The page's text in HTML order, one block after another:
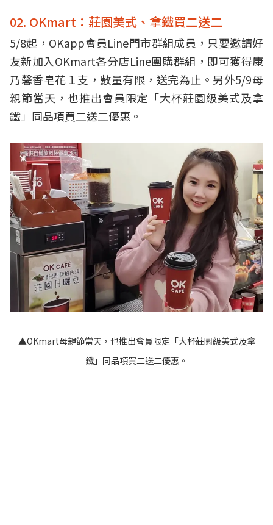
02. OKmart：莊園美式、拿鐵買二送二
5/8起，OKapp會員Line門市群組成員，只要邀請好
友新加入OKmart各分店Line團購群組，即可獲得康
乃馨香皂花１支，數量有限，送完為止。另外5/9母
親節當天，也推出會員限定「大杯莊園級美式及拿
鐵」同品項買二送二優惠。
▲OKmart母親節當天，也推出會員限定「大杯莊園級美式及拿
鐵」同品項買二送二優惠。